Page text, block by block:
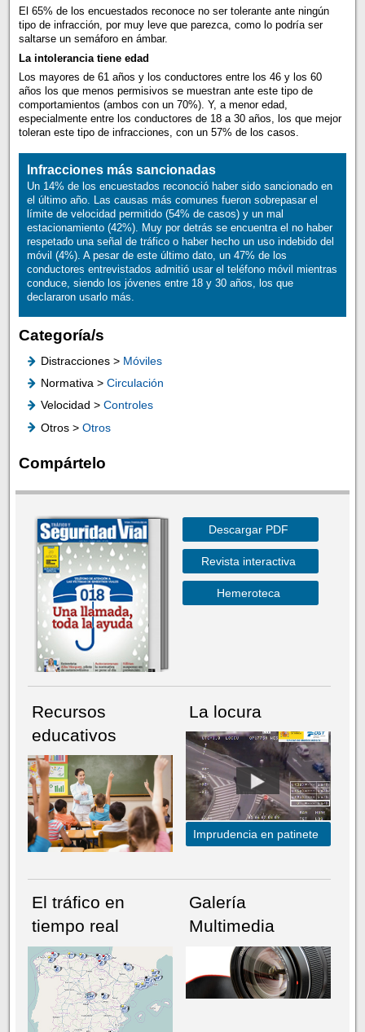
El 65% de los encuestados reconoce no ser tolerante ante ningún
tipo de infracción, por muy leve que parezca, como lo podría ser
saltarse un semáforo en ámbar.
La intolerancia tiene edad
Los mayores de 61 años y los conductores entre los 46 y los 60
años los que menos permisivos se muestran ante este tipo de
comportamientos (ambos con un 70%). Y, a menor edad,
especialmente entre los conductores de 18 a 30 años, los que mejor
toleran este tipo de infracciones, con un 57% de los casos.
Infracciones más sancionadas
Un 14% de los encuestados reconoció haber sido sancionado en
el último año. Las causas más comunes fueron sobrepasar el
límite de velocidad permitido (54% de casos) y un mal
estacionamiento (42%). Muy por detrás se encuentra el no haber
respetado una señal de tráfico o haber hecho un uso indebido del
móvil (4%). A pesar de este último dato, un 47% de los
conductores entrevistados admitió usar el teléfono móvil mientras
conduce, siendo los jóvenes entre 18 y 30 años, los que
declararon usarlo más.
Categoría/s
Distracciones > Móviles
Normativa > Circulación
Velocidad > Controles
Otros > Otros
Compártelo
NÚMERO ACTUALHEMEROTECA
Descargar PDF
Revista interactiva
Hemeroteca
Recursos
educativos
La locura
Imprudencia en patinete
El tráfico en
tiempo real
Galería
Multimedia